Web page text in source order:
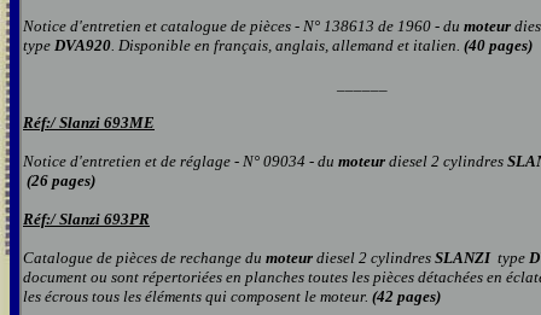
Notice d'entretien et catalogue de pièces - N° 138613 de 1960 - du moteur
type DVA920. Disponible en français, anglais, allemand et italien. (40 pages)
Réf:/Slanzi 693ME
Notice d'entretien et de réglage - N° 09034 - du moteur diesel 2 cylindres
(26 pages)
Réf:/Slanzi 693PR
Catalogue de pièces de rechange du moteur diesel 2 cylindres SLANZI type
document ou sont répertoriées en planches toutes les pièces détachées en
les écrous tous les éléments qui composent le moteur. (42 pages)